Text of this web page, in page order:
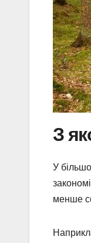
З
У
менше